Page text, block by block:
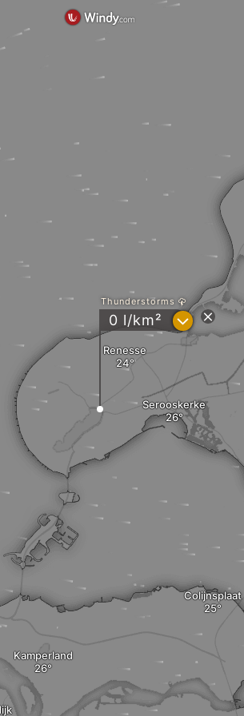
Serooskerke
Renesse
Kamperland
Colijnsplaat
Thunderstorms
0 l/km² ?